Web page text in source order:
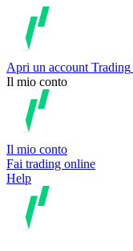
Apri un account Trading
Il mio conto
Il mio conto
Fai trading online
Help